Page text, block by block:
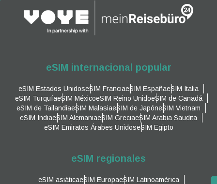
eSIM internacional popular
eSIM Estados UnidoseSIM FranciaeSIM EspañaeSIM Italia
eSIM TurquíaeSIM MéxicoeSIM Reino UnidoeSIM de Canadá
eSIM de TailandiaeSIM MalasiaeSIM de JapóneSIM Vietnam
eSIM IndiaeSIM AlemaniaeSIM GreciaeSIM Arabia Saudita
eSIM Emiratos Árabes UnidoseSIM Egipto
eSIM regionales
eSIM asiáticaeSIM EuropaeSIM Latinoamérica